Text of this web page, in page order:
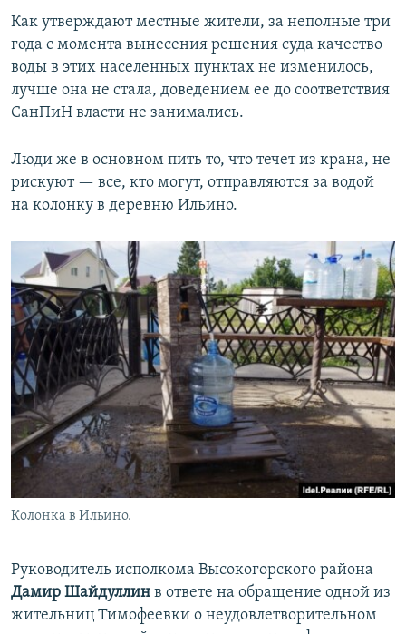
Как утверждают местные жители, за неполные три
года с момента вынесения решения суда качество
воды в этих населенных пунктах не изменилось,
лучше она не стала, доведением ее до соответствия
СанПиН власти не занимались.
Люди же в основном пить то, что течет из крана, не
рискуют — все, кто могут, отправляются за водой
на колонку в деревню Ильино.
Колонка в Ильино.
Руководитель исполкома Высокогорского района
Дамир Шайдуллин в ответе на обращение одной из
жительниц Тимофеевки о неудовлетворительном